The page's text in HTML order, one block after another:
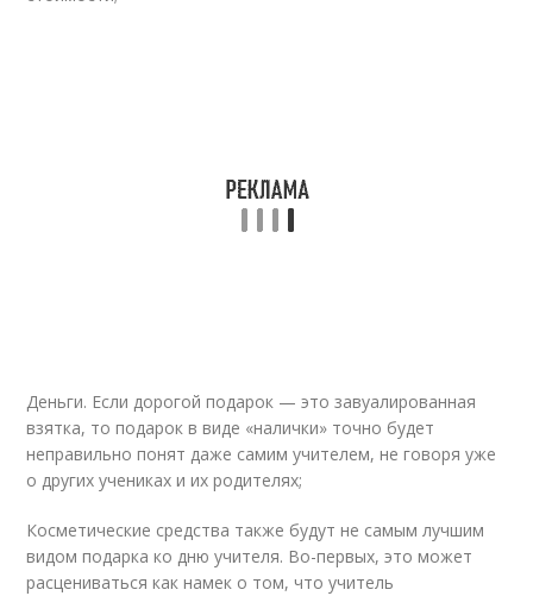
Деньги. Если дорогой подарок — это завуалированная
взятка, то подарок в виде «налички» точно будет
неправильно понят даже самим учителем, не говоря уже
о других учениках и их родителях;
Косметические средства также будут не самым лучшим
видом подарка ко дню учителя. Во-первых, это может
расцениваться как намек о том, что учитель